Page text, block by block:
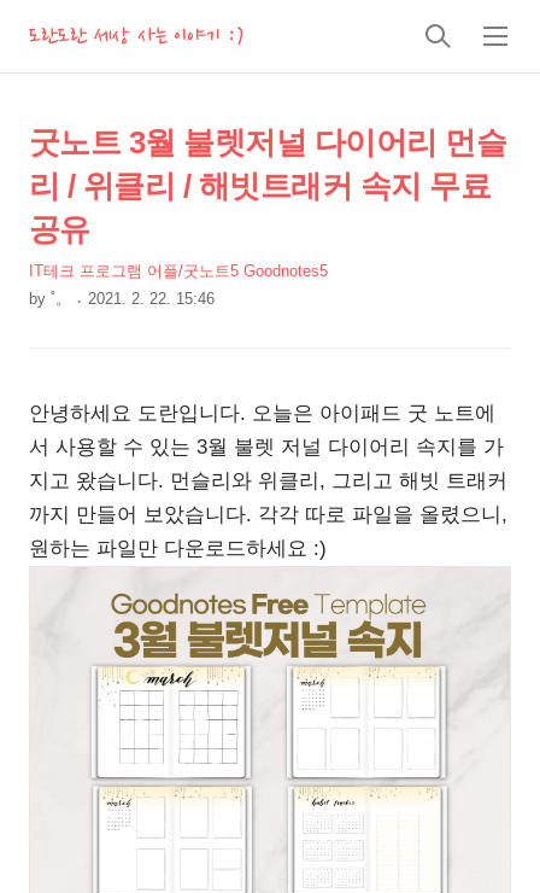
도란도란 세상 사는 이야기 :)
검
메
상
컨
텐
츠
본
문
제
목
굿노트 3월 불렛저널 다이어리 먼슬
리 / 위클리 / 해빗트래커 속지 무료
공유
IT테크 프로그램 어플/굿노트5 Goodnotes5
by ˚。 2021. 2. 22. 15:46
안녕하세요 도란입니다. 오늘은 아이패드 굿 노트에
서 사용할 수 있는 3월 불렛 저널 다이어리 속지를 가
지고 왔습니다. 먼슬리와 위클리, 그리고 해빗 트래커
까지 만들어 보았습니다. 각각 따로 파일을 올렸으니,
원하는 파일만 다운로드하세요 :)